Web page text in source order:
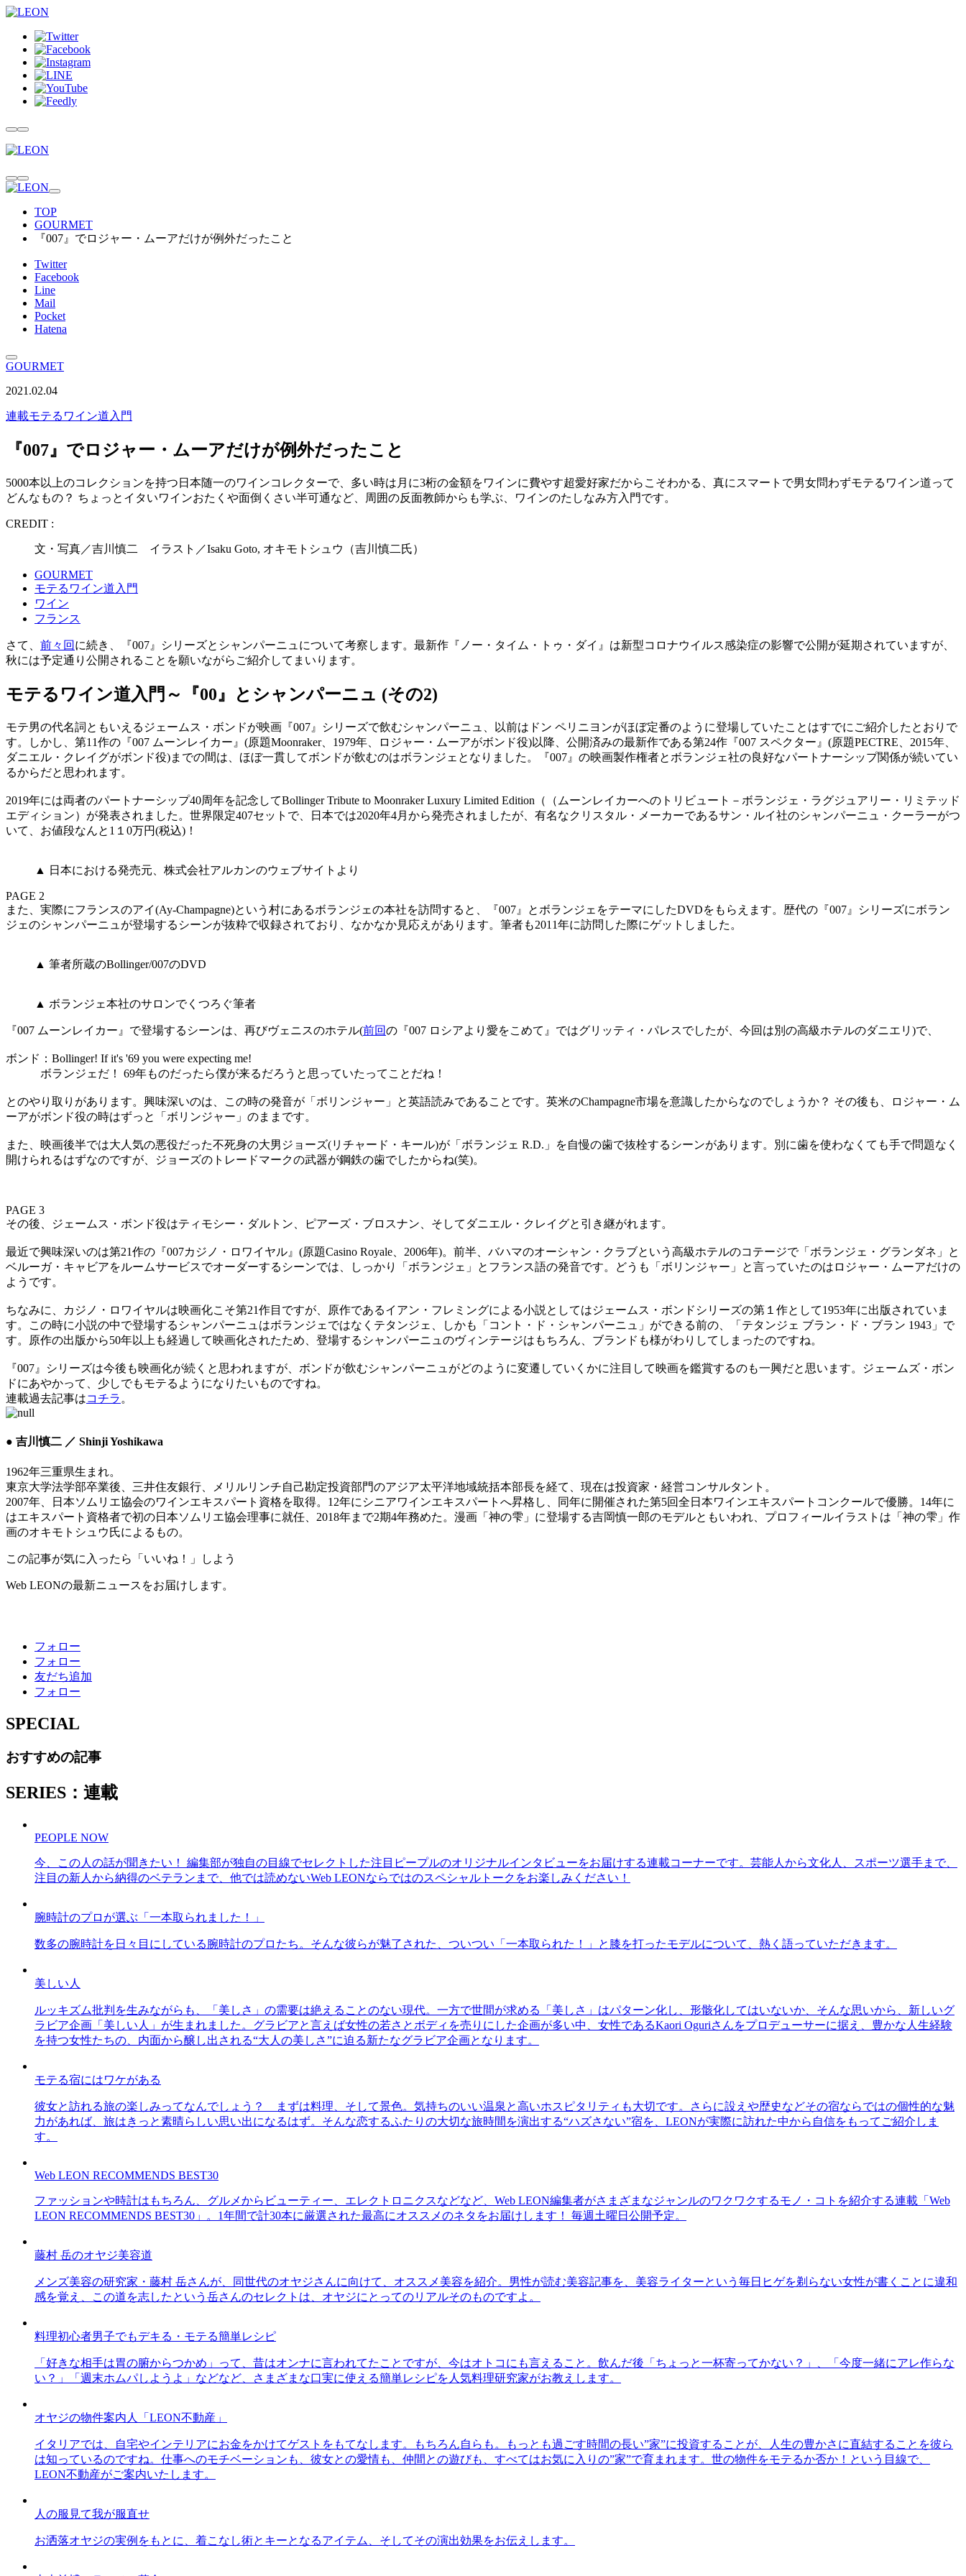
TOP
GOURMET
『007』でロジャー・ムーアだけが例外だったこと
Twitter
Facebook
Line
Mail
Pocket
Hatena
GOURMET
2021.02.04
連載モテるワイン道入門
『007』でロジャー・ムーアだけが例外だったこと
5000本以上のコレクションを持つ日本随一のワインコレクターで、多い時は月に3桁の金額をワインに費やす超愛好家だからこそわかる、真にスマートで男女問わずモテるワイン道って
どんなもの？ ちょっとイタいワインおたくや面倒くさい半可通など、周囲の反面教師からも学ぶ、ワインのたしなみ方入門です。
CREDIT :
文・写真／吉川慎二 イラスト／Isaku Goto, オキモトシュウ（吉川慎二氏）
GOURMET
モテるワイン道入門
ワイン
フランス
さて、 前々回 に続き、『007』シリーズとシャンパーニュについて考察します。最新作『ノー・タイム・トゥ・ダイ』は新型コロナウイルス感染症の影響で公開が延期されていますが、
秋には予定通り公開されることを願いながらご紹介してまいります。
モテるワイン道入門～『00』とシャンパーニュ (その2)
モテ男の代名詞ともいえるジェームス・ボンドが映画『007』シリーズで飲むシャンパーニュ、以前はドン ペリニヨンがほぼ定番のように登場していたことはすでにご紹介したとおりで
す。しかし、第11作の『007 ムーンレイカー』(原題Moonraker、1979年、ロジャー・ムーアがボンド役)以降、公開済みの最新作である第24作『007 スペクター』(原題PECTRE、2015年、
ダニエル・クレイグがボンド役)までの間は、ほぼ一貫してボンドが飲むのはボランジェとなりました。『007』の映画製作権者とボランジェ社の良好なパートナーシップ関係が続いてい
るからだと思われます。
2019年には両者のパートナーシップ40周年を記念してBollinger Tribute to Moonraker Luxury Limited Edition（（ムーンレイカーへのトリビュート－ボランジェ・ラグジュアリー・リミテッド
エディション）が発表されました。世界限定407セットで、日本では2020年4月から発売されましたが、有名なクリスタル・メーカーであるサン・ルイ社のシャンパーニュ・クーラーがつ
いて、お値段なんと1１0万円(税込)！
▲ 日本における発売元、株式会社アルカンのウェブサイトより
PAGE 2
また、実際にフランスのアイ(Ay-Champagne)という村にあるボランジェの本社を訪問すると、『007』とボランジェをテーマにしたDVDをもらえます。歴代の『007』シリーズにボラン
ジェのシャンパーニュが登場するシーンが抜粋で収録されており、なかなか見応えがあります。筆者も2011年に訪問した際にゲットしました。
▲ 筆者所蔵のBollinger/007のDVD
▲ ボランジェ本社のサロンでくつろぐ筆者
『007 ムーンレイカー』で登場するシーンは、再びヴェニスのホテル(前回の『007 ロシアより愛をこめて』ではグリッティ・パレスでしたが、今回は別の高級ホテルのダニエリ)で、
ボンド：Bollinger! If it's '69 you were expecting me!
ボランジェだ！ 69年ものだったら僕が来るだろうと思っていたってことだね！
とのやり取りがあります。興味深いのは、この時の発音が「ボリンジャー」と英語読みであることです。英米のChampagne市場を意識したからなのでしょうか？ その後も、ロジャー・ム
ーアがボンド役の時はずっと「ボリンジャー」のままです。
また、映画後半では大人気の悪役だった不死身の大男ジョーズ(リチャード・キール)が「ボランジェ R.D.」を自慢の歯で抜栓するシーンがあります。別に歯を使わなくても手で問題なく
開けられるはずなのですが、ジョーズのトレードマークの武器が鋼鉄の歯でしたからね(笑)。
PAGE 3
その後、ジェームス・ボンド役はティモシー・ダルトン、ピアーズ・ブロスナン、そしてダニエル・クレイグと引き継がれます。
最近で興味深いのは第21作の『007カジノ・ロワイヤル』(原題Casino Royale、2006年)。前半、バハマのオーシャン・クラブという高級ホテルのコテージで「ボランジェ・グランダネ」と
ベルーガ・キャビアをルームサービスでオーダーするシーンでは、しっかり「ボランジェ」とフランス語の発音です。どうも「ボリンジャー」と言っていたのはロジャー・ムーアだけの
ようです。
ちなみに、カジノ・ロワイヤルは映画化こそ第21作目ですが、原作であるイアン・フレミングによる小説としてはジェームス・ボンドシリーズの第１作として1953年に出版されていま
す。この時に小説の中で登場するシャンパーニュはボランジェではなくテタンジェ、しかも「コント・ド・シャンパーニュ」ができる前の、「テタンジェ ブラン・ド・ブラン 1943」で
す。原作の出版から50年以上も経過して映画化されたため、登場するシャンパーニュのヴィンテージはもちろん、ブランドも様がわりしてしまったのですね。
『007』シリーズは今後も映画化が続くと思われますが、ボンドが飲むシャンパーニュがどのように変遷していくかに注目して映画を鑑賞するのも一興だと思います。ジェームズ・ボン
ドにあやかって、少しでもモテるようになりたいものですね。
連載過去記事はコチラ 。
● 吉川慎二 ／ Shinji Yoshikawa
1962年三重県生まれ。
東京大学法学部卒業後、三井住友銀行、メリルリンチ自己勘定投資部門のアジア太平洋地域統括本部長を経て、現在は投資家・経営コンサルタント。
2007年、日本ソムリエ協会のワインエキスパート資格を取得。12年にシニアワインエキスパートへ昇格し、同年に開催された第5回全日本ワインエキスパートコンクールで優勝。14年に
はエキスパート資格者で初の日本ソムリエ協会理事に就任、2018年まで2期4年務めた。漫画「神の雫」に登場する吉岡慎一郎のモデルともいわれ、プロフィールイラストは「神の雫」作
画のオキモトシュウ氏によるもの。
この記事が気に入ったら「いいね！」しよう
Web LEONの最新ニュースをお届けします。
フォロー
フォロー
友だち追加
フォロー
SPECIAL
おすすめの記事
SERIES：連載
PEOPLE NOW
今、この人の話が聞きたい！ 編集部が独自の目線でセレクトした注目ピープルのオリジナルインタビューをお届けする連載コーナーです。芸能人から文化人、スポーツ選手まで、
注目の新人から納得のベテランまで、他では読めないWeb LEONならではのスペシャルトークをお楽しみください！
腕時計のプロが選ぶ「一本取られました！」
数多の腕時計を日々目にしている腕時計のプロたち。そんな彼らが魅了された、ついつい「一本取られた！」と膝を打ったモデルについて、熱く語っていただきます。
美しい人
ルッキズム批判を生みながらも、「美しさ」の需要は絶えることのない現代。一方で世間が求める「美しさ」はパターン化し、形骸化してはいないか、そんな思いから、新しいグ
ラビア企画「美しい人」が生まれました。グラビアと言えば女性の若さとボディを売りにした企画が多い中、女性であるKaori Oguriさんをプロデューサーに据え、豊かな人生経験
を持つ女性たちの、内面から醸し出される“大人の美しさ”に迫る新たなグラビア企画となります。
モテる宿にはワケがある
彼女と訪れる旅の楽しみってなんでしょう？ まずは料理、そして景色。気持ちのいい温泉と高いホスピタリティも大切です。さらに設えや歴史などその宿ならではの個性的な魅
力があれば、旅はきっと素晴らしい思い出になるはず。そんな恋するふたりの大切な旅時間を演出する“ハズさない”宿を、LEONが実際に訪れた中から自信をもってご紹介しま
す。
Web LEON RECOMMENDS BEST30
ファッションや時計はもちろん、グルメからビューティー、エレクトロニクスなどなど、Web LEON編集者がさまざまなジャンルのワクワクするモノ・コトを紹介する連載「Web
LEON RECOMMENDS BEST30」。1年間で計30本に厳選された最高にオススメのネタをお届けします！ 毎週土曜日公開予定。
藤村 岳のオヤジ美容道
メンズ美容の研究家・藤村 岳さんが、同世代のオヤジさんに向けて、オススメ美容を紹介。男性が読む美容記事を、美容ライターという毎日ヒゲを剃らない女性が書くことに違和
感を覚え、この道を志したという岳さんのセレクトは、オヤジにとってのリアルそのものですよ。
料理初心者男子でもデキる・モテる簡単レシピ
「好きな相手は胃の腑からつかめ」って、昔はオンナに言われてたことですが、今はオトコにも言えること。飲んだ後「ちょっと一杯寄ってかない？」、「今度一緒にアレ作らな
い？」「週末ホムパしようよ」などなど、さまざまな口実に使える簡単レシピを人気料理研究家がお教えします。
オヤジの物件案内人「LEON不動産」
イタリアでは、自宅やインテリアにお金をかけてゲストをもてなします。もちろん自らも。もっとも過ごす時間の長い”家”に投資することが、人生の豊かさに直結することを彼ら
は知っているのですね。仕事へのモチベーションも、彼女との愛情も、仲間との遊びも、すべてはお気に入りの”家”で育まれます。世の物件をモテるか否か！という目線で、
LEON不動産がご案内いたします。
人の服見て我が服直せ
お洒落オヤジの実例をもとに、着こなし術とキーとなるアイテム、そしてその演出効果をお伝えします。